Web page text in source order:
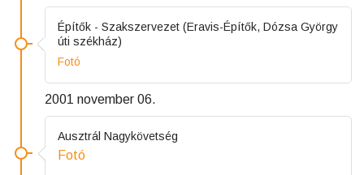
Építők - Szakszervezet (Eravis-Építők, Dózsa György
úti székház)
Fotó
2001 november 06.
Ausztrál Nagykövetség
Fotó